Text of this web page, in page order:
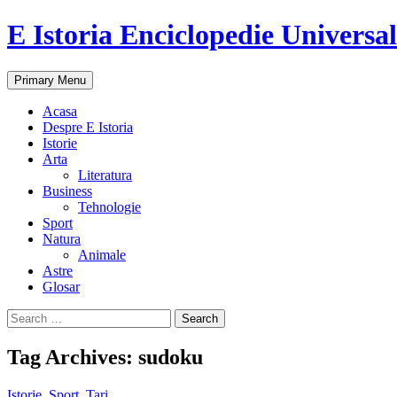
E Istoria Enciclopedie
Search
Primary Menu Skip
to
Acasa
Despre E Istoria
Istorie
Arta
Literatura
Business
Tehnologie
Sport
Natura
Animale
Astre
Glosar
Search
for:
Tag Archives: sudoku